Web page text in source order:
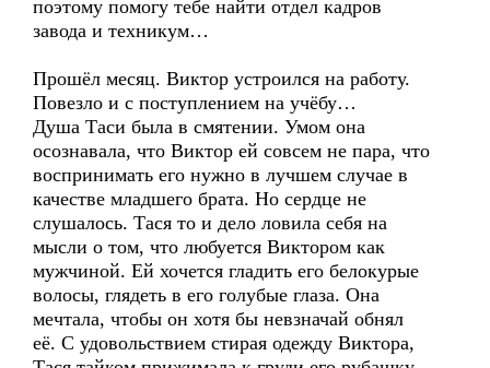
поэтому помогу тебе найти отдел кадров
завода и техникум…
Прошёл месяц. Виктор устроился на работу.
Повезло и с поступлением на учёбу…
Душа Таси была в смятении. Умом она
осознавала, что Виктор ей совсем не пара, что
воспринимать его нужно в лучшем случае в
качестве младшего брата. Но сердце не
слушалось. Тася то и дело ловила себя на
мысли о том, что любуется Виктором как
мужчиной. Ей хочется гладить его белокурые
волосы, глядеть в его голубые глаза. Она
мечтала, чтобы он хотя бы невзначай обнял
её. С удовольствием стирая одежду Виктора,